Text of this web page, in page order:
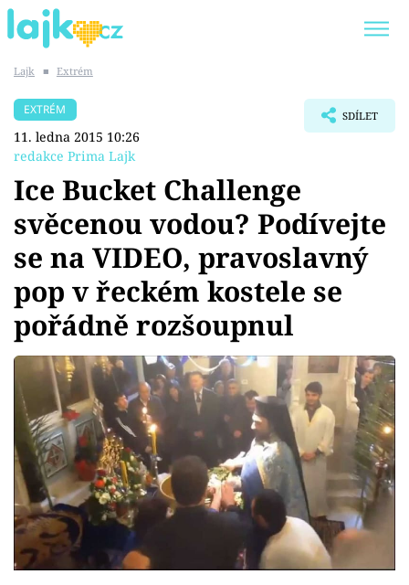
SHOPAHOLICADEL
Témata
Showbyznys
Youtubeři
Virály
Sex a vztahy
Videa
Sledujte prima+
Přihlášení
Lajk ■ Extrém
EXTRÉM
11. ledna 2015 10:26
redakce Prima Lajk
SDÍLET
Ice Bucket Challenge
svěcenou vodou? Podívejte
se na VIDEO, pravoslavný
pop v řeckém kostele se
pořádně rozšoupnul